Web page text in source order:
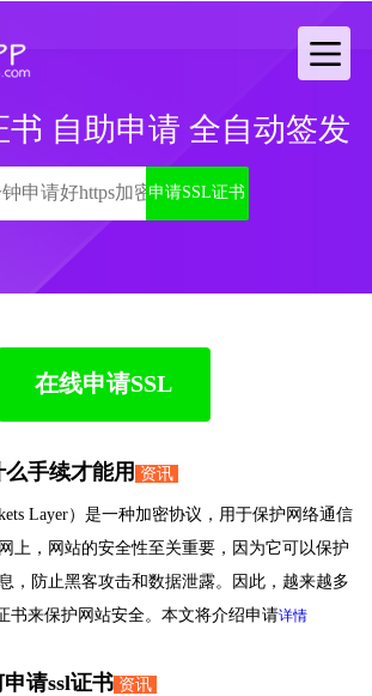
书 自助申请 全自动签发
申请SSL证书
在线申请SSL
手续才能用 资讯
Layer）是一种加密协议，用于保护网络通信
上，网站的安全性至关重要，因为它可以保护
，防止黑客攻击和数据泄露。因此，越来越多
书来保护网站安全。本文将介绍申请详情
请ssl证书 资讯